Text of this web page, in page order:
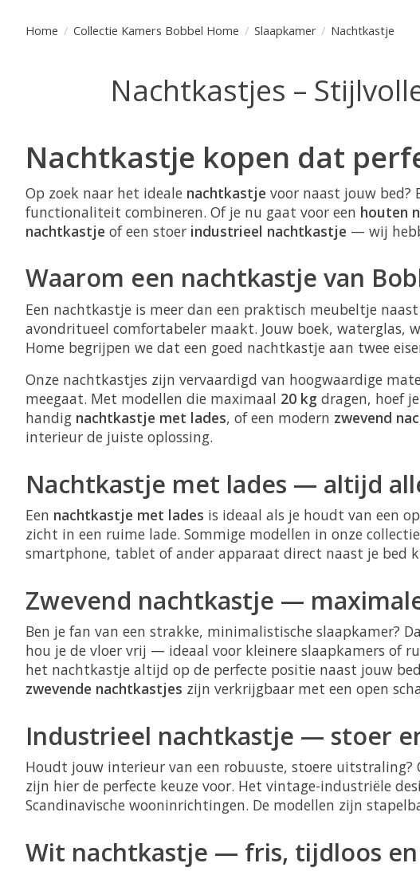
Home / Collectie Kamers Bobbel Home / Slaapkamer / Nachtkastje
Nachtkastjes –
Nachtkastje kopen dat
Op zoek naar het ideale nachtkastje voor naast jouw bed?
functionaliteit combineren. Of je nu gaat voor een houten
nachtkastje of een stoer industrieel nachtkastje — wij
Waarom een nachtkastje van
Een nachtkastje is meer dan een praktisch meubeltje
avondritueel comfortabeler maakt. Jouw boek, waterglas,
Home begrijpen we dat een goed nachtkastje aan twee
Onze nachtkastjes zijn vervaardigd van hoogwaardige
meegaat. Met modellen die maximaal 20 kg dragen, hoef
handig nachtkastje met lades, of een modern zwevend
interieur de juiste oplossing.
Nachtkastje met lades — altijd
Een nachtkastje met lades is ideaal als je houdt van een
zicht in een ruime lade. Sommige modellen in onze
smartphone, tablet of ander apparaat direct naast je bed
Zwevend nachtkastje —
Ben je fan van een strakke, minimalistische slaapkamer?
hou je de vloer vrij — ideaal voor kleinere slaapkamers of
het nachtkastje altijd op de perfecte positie naast jouw
zwevende nachtkastjes zijn verkrijgbaar met een open
Industrieel nachtkastje — stoer
Houdt jouw interieur van een robuuste, stoere uitstraling?
zijn hier de perfecte keuze voor. Het vintage-industriële
Scandinavische wooninrichtingen. De modellen zijn
Wit nachtkastje — fris, tijdloos